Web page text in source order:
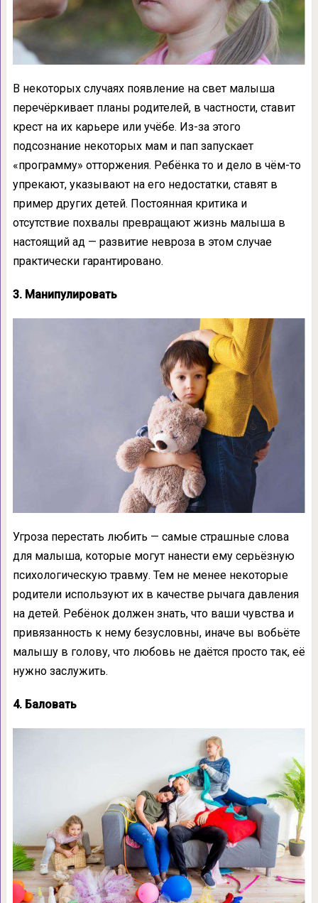
В некоторых случаях появление на свет малыша
перечёркивает планы родителей, в частности, ставит
крест на их карьере или учёбе. Из-за этого
подсознание некоторых мам и пап запускает
«программу» отторжения. Ребёнка то и дело в чём-то
упрекают, указывают на его недостатки, ставят в
пример других детей. Постоянная критика и
отсутствие похвалы превращают жизнь малыша в
настоящий ад — развитие невроза в этом случае
практически гарантировано.
3. Манипулировать
Угроза перестать любить — самые страшные слова
для малыша, которые могут нанести ему серьёзную
психологическую травму. Тем не менее некоторые
родители используют их в качестве рычага давления
на детей. Ребёнок должен знать, что ваши чувства и
привязанность к нему безусловны, иначе вы вобьёте
малышу в голову, что любовь не даётся просто так, её
нужно заслужить.
4. Баловать